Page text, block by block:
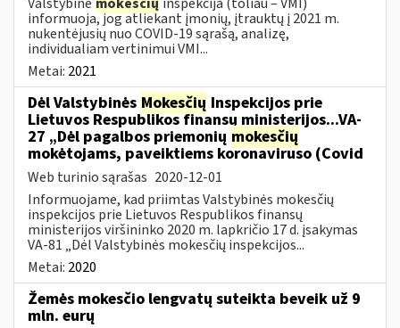
informuoja, jog atliekant įmonių, įtrauktų į 2021 m.
nukentėjusių nuo COVID-19 sąrašą, analizę,
individualiam vertinimui VMI...
Metai: 2021
Dėl Valstybinės Mokesčių Inspekcijos prie
Lietuvos Respublikos finansų ministerijos...VA-
27 „Dėl pagalbos priemonių mokesčių
mokėtojams, paveiktiems koronaviruso (Covid
Web turinio sąrašas 2020-12-01
Informuojame, kad priimtas Valstybinės mokesčių
inspekcijos prie Lietuvos Respublikos finansų
ministerijos viršininko 2020 m. lapkričio 17 d. įsakymas
VA-81 „Dėl Valstybinės mokesčių inspekcijos...
Metai: 2020
Žemės mokesčio lengvatų suteikta beveik už 9
mln. eurų